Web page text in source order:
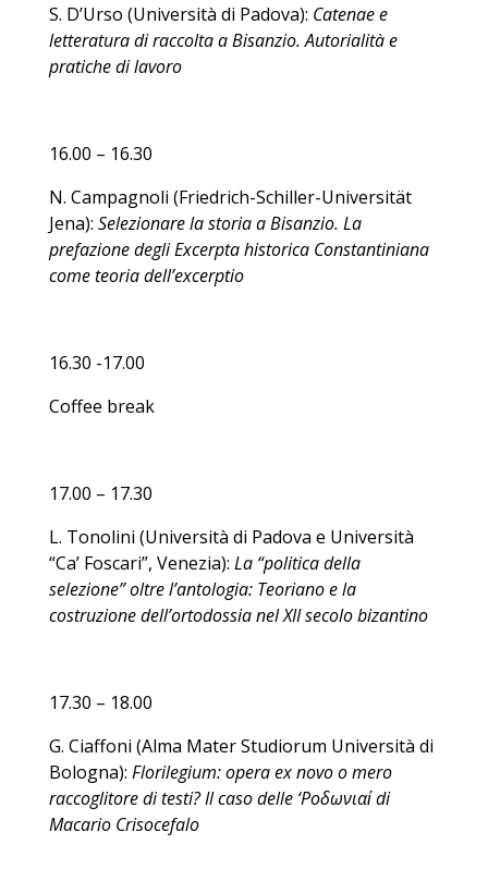
S. D’Urso (Università di Padova): Catenae e
letteratura di raccolta a Bisanzio. Autorialità e
pratiche di lavoro
16.00 – 16.30
N. Campagnoli (Friedrich-Schiller-Universität
Jena): Selezionare la storia a Bisanzio. La
prefazione degli Excerpta historica Constantiniana
come teoria dell’excerptio
16.30 -17.00
Coffee break
17.00 – 17.30
L. Tonolini (Università di Padova e Università
“Ca’ Foscari”, Venezia): La “politica della
selezione” oltre l’antologia: Teoriano e la
costruzione dell’ortodossia nel XII secolo bizantino
17.30 – 18.00
G. Ciaffoni (Alma Mater Studiorum Università di
Bologna): Florilegium: opera ex novo o mero
raccoglitore di testi? Il caso delle ‘Ροδωνιαί di
Macario Crisocefalo